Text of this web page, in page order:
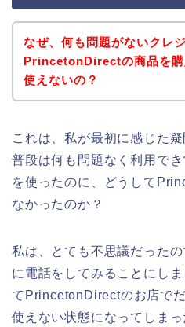
なぜ、何も問題がないクレ
PrincetonDirectの商品を購
使えないの？
これは、私が最初に感じた
普段は何も問題なく利用で
を使ったのに、どうして
なかったのか？
私は、とても不思議だった
に電話をしてみることにし
てPrincetonDirectのお店で
使えない状態になってしま